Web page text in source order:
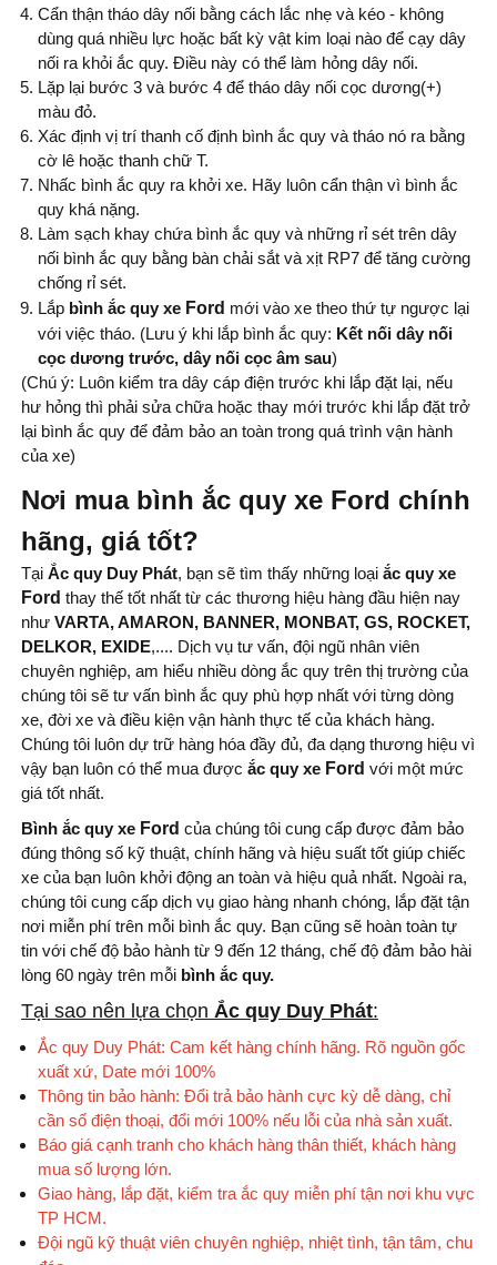
Cẩn thận tháo dây nối bằng cách lắc nhẹ và kéo - không
dùng quá nhiều lực hoặc bất kỳ vật kim loại nào để cạy dây
nối ra khỏi ắc quy. Điều này có thể làm hỏng dây nối.
Lặp lại bước 3 và bước 4 để tháo dây nối cọc dương(+)
màu đỏ.
Xác định vị trí thanh cố định bình ắc quy và tháo nó ra bằng
cờ lê hoặc thanh chữ T.
Nhấc bình ắc quy ra khởi xe. Hãy luôn cẩn thận vì bình ắc
quy khá nặng.
Làm sạch khay chứa bình ắc quy và những rỉ sét trên dây
nối bình ắc quy bằng bàn chải sắt và xịt RP7 để tăng cường
chống rỉ sét.
Lắp bình ắc quy xe Ford mới vào xe theo thứ tự ngược lại
với việc tháo. (Lưu ý khi lắp bình ắc quy: Kết nối dây nối
cọc dương trước, dây nối cọc âm sau)
(Chú ý: Luôn kiểm tra dây cáp điện trước khi lắp đặt lại, nếu
hư hỏng thì phải sửa chữa hoặc thay mới trước khi lắp đặt trở
lại bình ắc quy để đảm bảo an toàn trong quá trình vận hành
của xe)
Nơi mua bình ắc quy xe Ford chính
hãng, giá tốt?
Tại Ắc quy Duy Phát, bạn sẽ tìm thấy những loại ắc quy xe
Ford thay thế tốt nhất từ ​​các thương hiệu hàng đầu hiện nay
như VARTA, AMARON, BANNER, MONBAT, GS, ROCKET,
DELKOR, EXIDE,.... Dịch vụ tư vấn, đội ngũ nhân viên
chuyên nghiệp, am hiểu nhiều dòng ắc quy trên thị trường của
chúng tôi sẽ tư vấn bình ắc quy phù hợp nhất với từng dòng
xe, đời xe và điều kiện vận hành thực tế của khách hàng.
Chúng tôi luôn dự trữ hàng hóa đầy đủ, đa dạng thương hiệu vì
vậy bạn luôn có thể mua được ắc quy xe Ford với một mức
giá tốt nhất.
Bình ắc quy xe Ford của chúng tôi cung cấp được đảm bảo
đúng thông số kỹ thuật, chính hãng và hiệu suất tốt giúp chiếc
xe của bạn luôn khởi động an toàn và hiệu quả nhất. Ngoài ra,
chúng tôi cung cấp dịch vụ giao hàng nhanh chóng, lắp đặt tận
nơi miễn phí trên mỗi bình ắc quy. Bạn cũng sẽ hoàn toàn tự
tin với chế độ bảo hành từ 9 đến 12 tháng, chế độ đảm bảo hài
lòng 60 ngày trên mỗi bình ắc quy.
Tại sao nên lựa chọn Ắc quy Duy Phát:
Ắc quy Duy Phát: Cam kết hàng chính hãng. Rõ nguồn gốc
xuất xứ, Date mới 100%
Thông tin bảo hành: Đổi trả bảo hành cực kỳ dễ dàng, chỉ
cần số điện thoại, đổi mới 100% nếu lỗi của nhà sản xuất.
Báo giá cạnh tranh cho khách hàng thân thiết, khách hàng
mua số lượng lớn.
Giao hàng, lắp đặt, kiểm tra ắc quy miễn phí tận nơi khu vực
TP HCM.
Đội ngũ kỹ thuật viên chuyên nghiệp, nhiệt tình, tận tâm, chu